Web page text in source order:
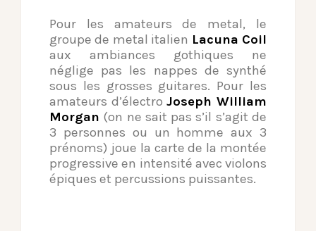
Pour les amateurs de metal, le
groupe de metal italien Lacuna Coil
aux ambiances gothiques ne
néglige pas les nappes de synthé
sous les grosses guitares. Pour les
amateurs d’électroJoseph William
Morgan (on ne sait pas s’il s’agit de
3 personnes ou un homme aux 3
prénoms) joue la carte de la montée
progressive en intensité avec violons
épiques et percussions puissantes.